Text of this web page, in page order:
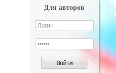
Для авторов